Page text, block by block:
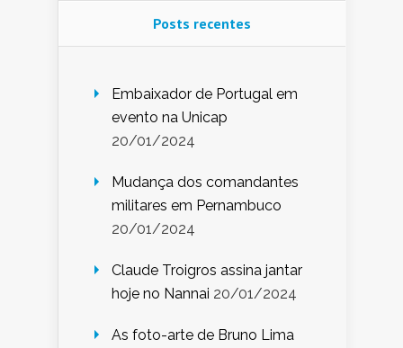
Posts recentes
Embaixador de Portugal em
evento na Unicap
20/01/2024
Mudança dos comandantes
militares em Pernambuco
20/01/2024
Claude Troigros assina jantar
hoje no Nannai 20/01/2024
As foto-arte de Bruno Lima